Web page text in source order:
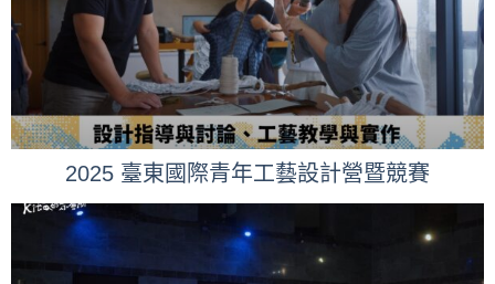
2025 臺東國際青年工藝設計營暨競賽